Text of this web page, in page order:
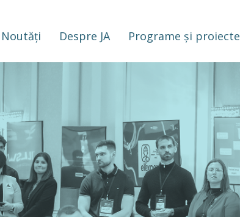
Noutăți Despre JA Programe și proiecte